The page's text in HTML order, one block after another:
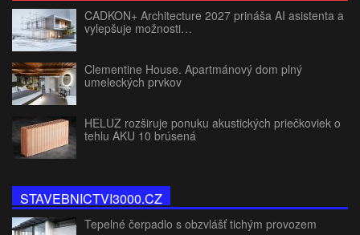
CADKON+ Architecture 2027 prináša AI asistenta a
vylepšuje možnosti…
Clementine House. Apartmánový dom plný
umeleckých prvkov
HELUZ rozširuje ponuku akustických priečkoviek o
tehlu AKU 10 brúsená
STAVEBNICTVI3000.CZ
Tepelné čerpadlo s obzvlášť tichým provozem